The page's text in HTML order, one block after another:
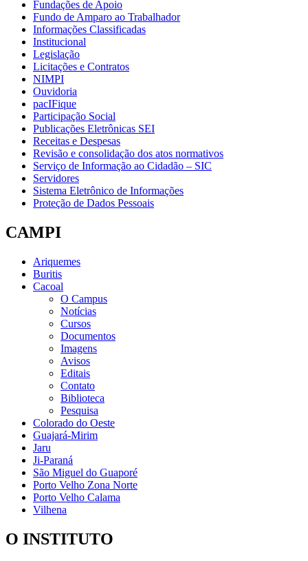
Fundações de Apoio
Fundo de Amparo ao Trabalhador
Informações Classificadas
Institucional
Legislação
Licitações e Contratos
NIMPI
Ouvidoria
pacIFique
Participação Social
Publicações Eletrônicas SEI
Receitas e Despesas
Revisão e consolidação dos atos normativos
Serviço de Informação ao Cidadão – SIC
Servidores
Sistema Eletrônico de Informações
Proteção de Dados Pessoais
CAMPI
Ariquemes
Buritis
Cacoal
O Campus
Notícias
Cursos
Documentos
Imagens
Avisos
Editais
Contato
Biblioteca
Pesquisa
Colorado do Oeste
Guajará-Mirim
Jaru
Ji-Paraná
São Miguel do Guaporé
Porto Velho Zona Norte
Porto Velho Calama
Vilhena
O INSTITUTO